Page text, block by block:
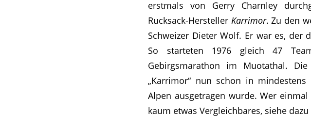
erstmals von Gerry Charnley
Rucksack-Hersteller Karrimor. Zu den
Schweizer Dieter Wolf. Er war es,
So starteten 1976 gleich 47
Gebirgsmarathon im Muotathal.
„Karrimor“ nun schon in
Alpen ausgetragen wurde. Wer
kaum etwas Vergleichbares, siehe dazu